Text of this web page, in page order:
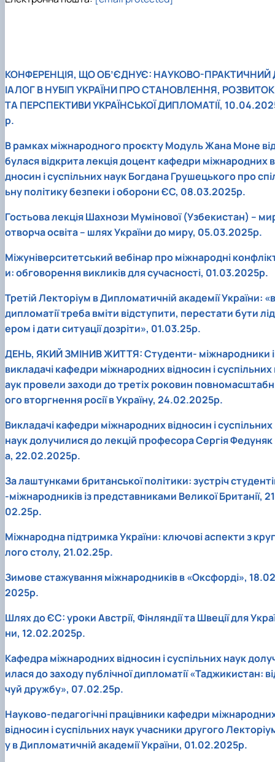
КОНФЕРЕНЦІЯ, ЩО ОБ’ЄДНУЄ: НАУКОВО-ПРАКТИЧНИЙ
ІАЛОГ В НУБІП УКРАЇНИ ПРО СТАНОВЛЕННЯ, РОЗВИТОК
ТА ПЕРСПЕКТИВИ УКРАЇНСЬКОЇ ДИПЛОМАТІЇ,
р.
В рамках міжнародного проєкту Модуль Жана Моне
булася відкрита лекція доцент кафедри міжнародних
дносин і суспільних наук Богдана Грушецького про
ьну політику безпеки і оборони ЄС, 08.03.2025р.
Гостьова лекція Шахнози Мумінової (Узбекистан) –
отворча освіта – шлях України до миру, 05.03.2025р.
Міжуніверситетський вебінар про міжнародні
и: обговорення викликів для сучасності, 01.03.2025р.
Третій Лекторіум в Дипломатичній академії України: «в
дипломатії треба вміти відступити, перестати бути лід
ером і дати ситуації дозріти», 01.03.25р.
ДЕНЬ, ЯКИЙ ЗМІНИВ ЖИТТЯ: Студенти- міжнародники і
викладачі кафедри міжнародних відносин і суспільних
аук провели заходи до третіх роковин повномасштабн
ого вторгнення росії в Україну, 24.02.2025р.
Викладачі кафедри міжнародних відносин і суспільних
наук долучилися до лекцій професора Сергія Федуняк
а, 22.02.2025р.
За лаштунками британської політики: зустріч
-міжнародників із представниками Великої Британії,
02.25р.
Міжнародна підтримка України: ключові аспекти з круг
лого столу, 21.02.25р.
Зимове стажування міжнародників в «Оксфорді»,
2025р.
Шлях до ЄС: уроки Австрії, Фінляндії та Швеції для
ни, 12.02.2025р.
Кафедра міжнародних відносин і суспільних наук
илася до заходу публічної дипломатії «Таджикистан:
чуй дружбу», 07.02.25р.
Науково-педагогічні працівники кафедри
відносин і суспільних наук учасники другого
у в Дипломатичній академії України, 01.02.2025р.